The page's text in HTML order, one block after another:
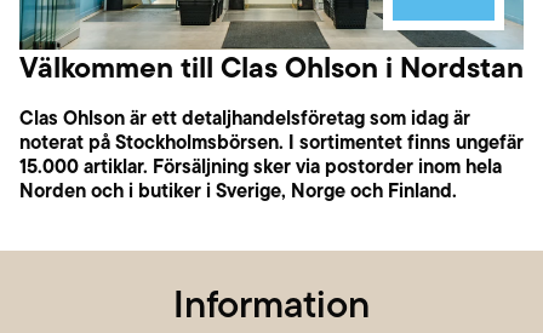
Välkommen till Clas Ohlson i Nordstan
Clas Ohlson är ett detaljhandelsföretag som idag är
noterat på Stockholmsbörsen. I sortimentet finns ungefär
15.000 artiklar. Försäljning sker via postorder inom hela
Norden och i butiker i Sverige, Norge och Finland.
Information